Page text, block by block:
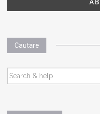
Cautare
SEARCH
FOR: